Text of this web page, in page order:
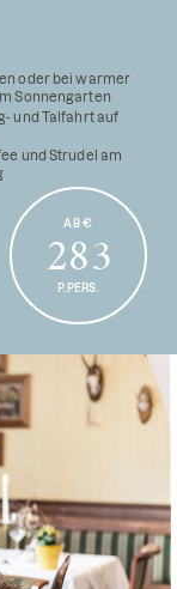
oder bei warmer
Sonnengarten
und Talfahrt auf
und Strudel am
AB €
283
P.PERS.